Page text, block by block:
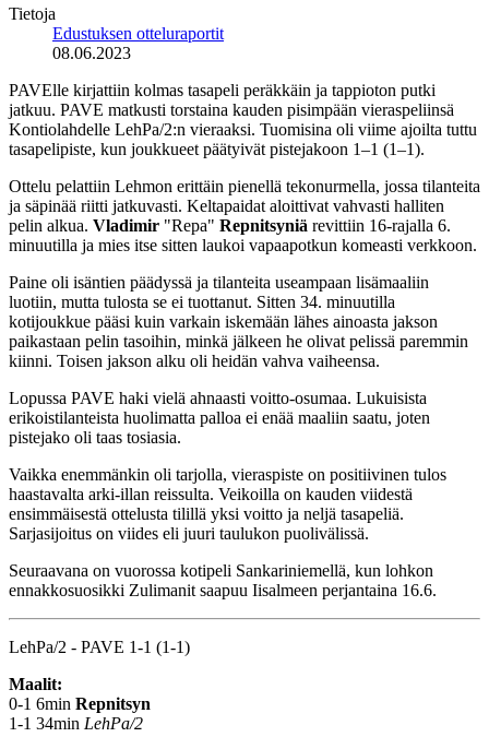
Tietoja
Edustuksen otteluraportit
08.06.2023
PAVElle kirjattiin kolmas tasapeli peräkkäin ja tappioton putki
jatkuu. PAVE matkusti torstaina kauden pisimpään vieraspeliinsä
Kontiolahdelle LehPa/2:n vieraaksi. Tuomisina oli viime ajoilta tuttu
tasapelipiste, kun joukkueet päätyivät pistejakoon 1–1 (1–1).
Ottelu pelattiin Lehmon erittäin pienellä tekonurmella, jossa tilanteita
ja säpinää riitti jatkuvasti. Keltapaidat aloittivat vahvasti halliten
pelin alkua. Vladimir "Repa" Repnitsyniä revittiin 16-rajalla 6.
minuutilla ja mies itse sitten laukoi vapaapotkun komeasti verkkoon.
Paine oli isäntien päädyssä ja tilanteita useampaan lisämaaliin
luotiin, mutta tulosta se ei tuottanut. Sitten 34. minuutilla
kotijoukkue pääsi kuin varkain iskemään lähes ainoasta jakson
paikastaan pelin tasoihin, minkä jälkeen he olivat pelissä paremmin
kiinni. Toisen jakson alku oli heidän vahva vaiheensa.
Lopussa PAVE haki vielä ahnaasti voitto-osumaa. Lukuisista
erikoistilanteista huolimatta palloa ei enää maaliin saatu, joten
pistejako oli taas tosiasia.
Vaikka enemmänkin oli tarjolla, vieraspiste on positiivinen tulos
haastavalta arki-illan reissulta. Veikoilla on kauden viidestä
ensimmäisestä ottelusta tilillä yksi voitto ja neljä tasapeliä.
Sarjasijoitus on viides eli juuri taulukon puolivälissä.
Seuraavana on vuorossa kotipeli Sankariniemellä, kun lohkon
ennakkosuosikki Zulimanit saapuu Iisalmeen perjantaina 16.6.
LehPa/2 - PAVE 1-1 (1-1)
Maalit:
0-1 6min Repnitsyn
1-1 34min LehPa/2